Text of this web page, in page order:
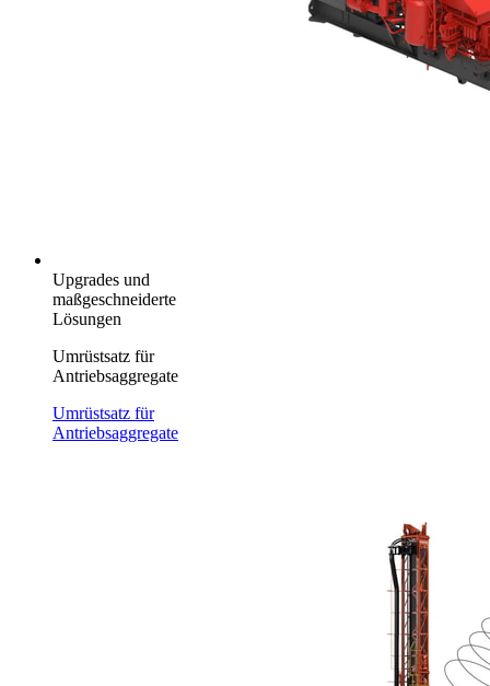
Upgrades und
maßgeschneiderte
Lösungen
Umrüstsatz für
Antriebsaggregate
Umrüstsatz für
Antriebsaggregate